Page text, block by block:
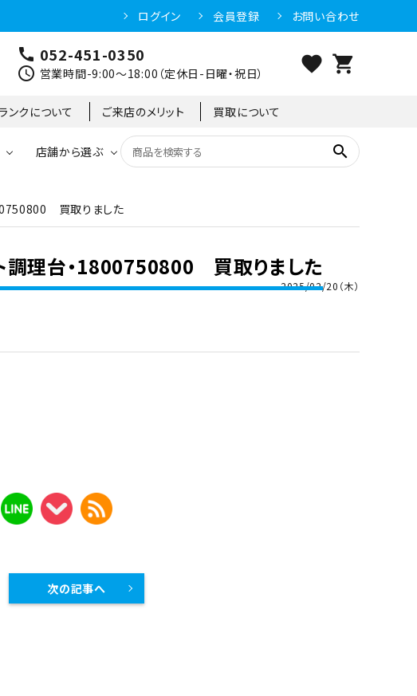
ログイン 会員登録 お問い合わせ
call 052-451-0350
schedule 営業時間-9:00～18:00（定休日-日曜・祝日） favorite shopping_cart
ンクについて ご来店のメリット 買取について
洗浄機器
冷凍ストッカー
ゆで麺機
庫 恒温高湿庫
庫 恒温高湿庫
55kg
95kg
・その他異形
ーケース 冷凍ショーケース
IH・電磁調理器・電気コンロ
店舗から選ぶ
東京足立店
search
買取りました
理台・1800750800 買取りました
2025/02/20（木）
次の記事へ